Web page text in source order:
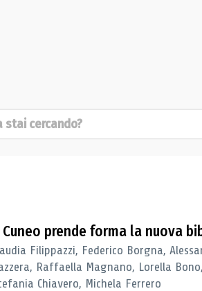
Cuneo prende forma la nuova
Filippazzi, Federico Borgna,
Raffaella Magnano, Lorella
Chiavero, Michela Ferrero